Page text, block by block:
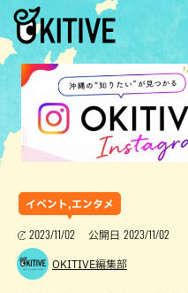
イベント,エンタメ
2023/11/02 公開日 2023/11/02
OKITIVE編集部